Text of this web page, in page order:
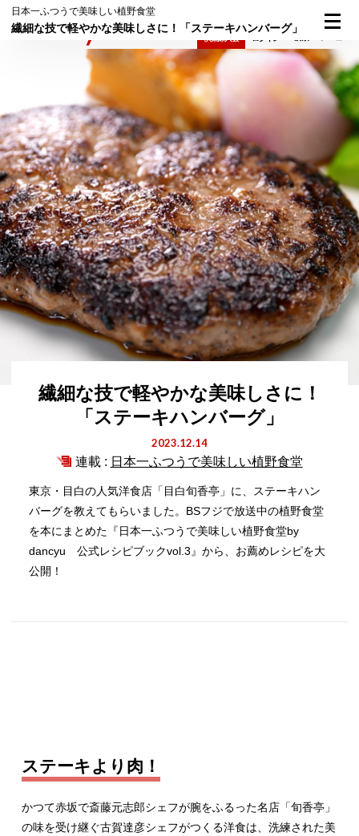
日本一ふつうで美味しい植野食堂
繊細な技で軽やかな美味しさに！「ステーキハンバーグ」
繊細な技で軽やかな美味しさに！
「ステーキハンバーグ」
2023.12.14
連載 : 日本一ふつうで美味しい植野食堂
東京・目白の人気洋食店「目白旬香亭」に、ステーキハン
バーグを教えてもらいました。BSフジで放送中の植野食堂
を本にまとめた『日本一ふつうで美味しい植野食堂by
dancyu 公式レシピブックvol.3』から、お薦めレシピを大
公開！
ステーキより肉！
かつて赤坂で斎藤元志郎シェフが腕をふるった名店「旬香亭」
の味を受け継ぐ古賀達彦シェフがつくる洋食は、洗練された美